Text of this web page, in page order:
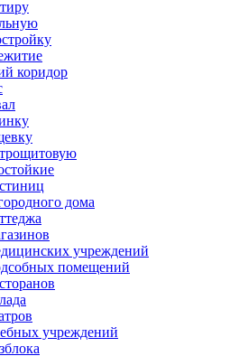
коридор
дома
учреждений
помещений
учреждений